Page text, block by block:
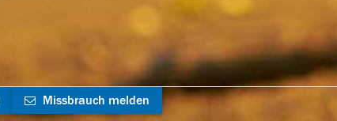
Missbrauch melden